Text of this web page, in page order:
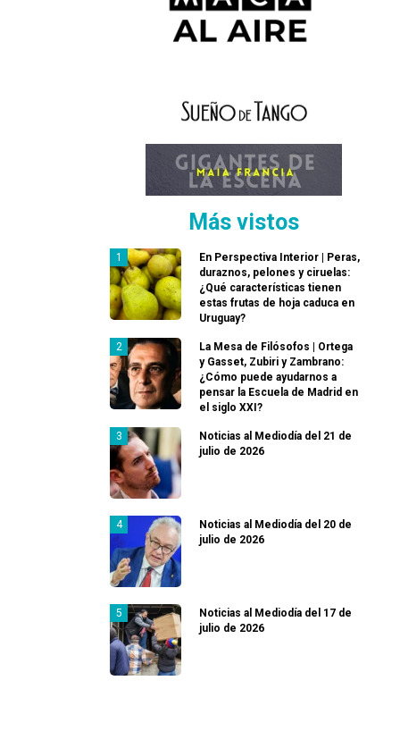
Más vistos
En Perspectiva Interior | Peras,
duraznos, pelones y ciruelas:
¿Qué características tienen
estas frutas de hoja caduca en
Uruguay?
La Mesa de Filósofos | Ortega
y Gasset, Zubiri y Zambrano:
¿Cómo puede ayudarnos a
pensar la Escuela de Madrid en
el siglo XXI?
Noticias al Mediodía del 21 de
julio de 2026
Noticias al Mediodía del 20 de
julio de 2026
Noticias al Mediodía del 17 de
julio de 2026